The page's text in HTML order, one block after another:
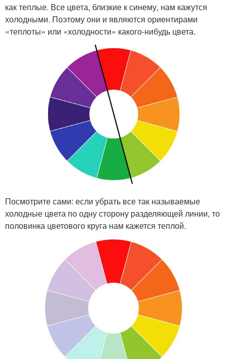
как теплые. Все цвета, близкие к синему, нам кажутся
холодными. Поэтому они и являются ориентирами
«теплоты» или «холодности» какого-нибудь цвета.
Посмотрите сами: если убрать все так называемые
холодные цвета по одну сторону разделяющей линии, то
половинка цветового круга нам кажется теплой.